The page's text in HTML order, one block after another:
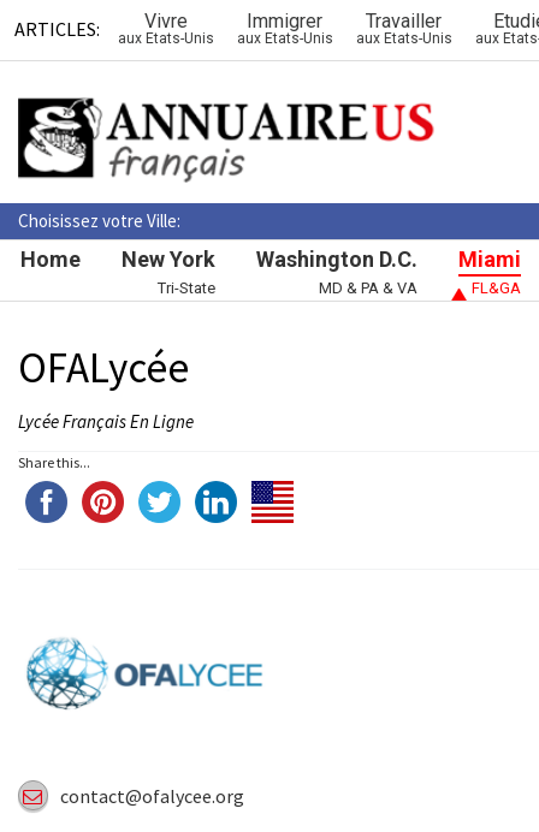
ARTICLES: Vivre
aux Etats-Unis
Immigrer
aux Etats-Unis
Travailler
aux Etats-Unis aux
Choisissez votre Ville:
Home New York
Tri-State
Washington D.C.
MD & PA & VA
Miami
FL&GA
OFALycée
Lycée Français En Ligne
Share this...
contact@ofalycee.org